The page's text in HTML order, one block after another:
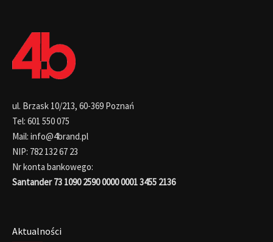
ul. Brzask 10/213, 60-369 Poznań
Tel: 601 550 075
Mail: info@4brand.pl
NIP: 782 132 67 23
Nr konta bankowego:
Santander 73 1090 2590 0000 0001 3455 2136
Aktualności